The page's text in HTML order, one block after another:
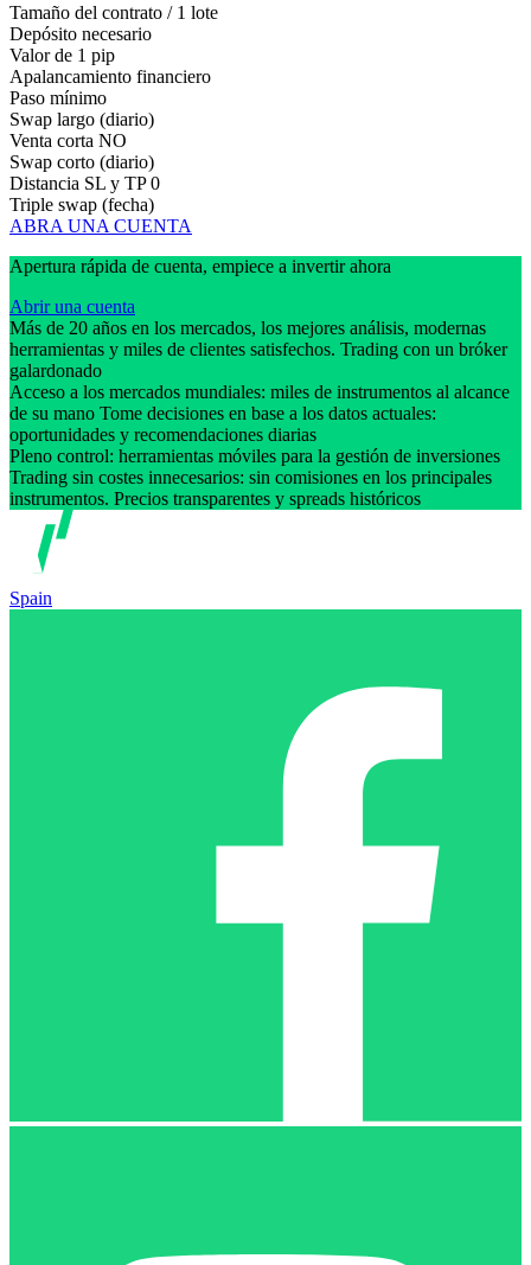
Tamaño del contrato / 1 lote
Depósito necesario
Valor de 1 pip
Apalancamiento financiero
Paso mínimo
Swap largo (diario)
Venta corta NO
Swap corto (diario)
Distancia SL y TP 0
Triple swap (fecha)
ABRA UNA CUENTA
Apertura rápida de cuenta, empiece a invertir ahora
Abrir una cuenta
Más de 20 años en los mercados, los mejores análisis, modernas
herramientas y miles de clientes satisfechos. Trading con un bróker
galardonado
Acceso a los mercados mundiales: miles de instrumentos al alcance
de su mano Tome decisiones en base a los datos actuales:
oportunidades y recomendaciones diarias
Pleno control: herramientas móviles para la gestión de inversiones
Trading sin costes innecesarios: sin comisiones en los principales
instrumentos. Precios transparentes y spreads históricos
Spain